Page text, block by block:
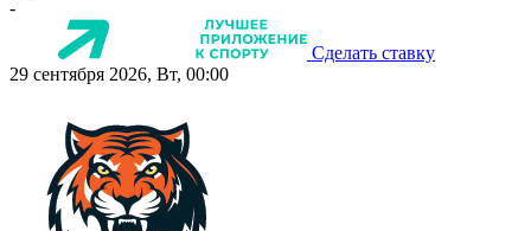
-
Сделать ставку
29 сентября 2026, Вт, 00:00